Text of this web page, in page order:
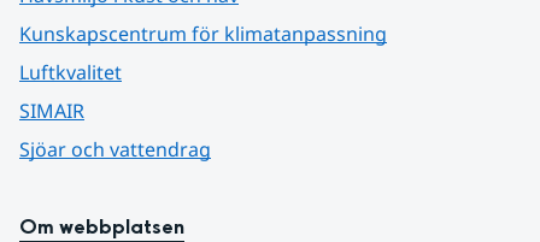
Kunskapscentrum för klimatanpassning
Luftkvalitet
SIMAIR
Sjöar och vattendrag
Om webbplatsen